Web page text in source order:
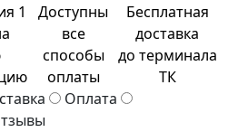
1
Доступны
все
способы
оплаты
Бесплатная
доставка
до терминала
ТК
Оплата